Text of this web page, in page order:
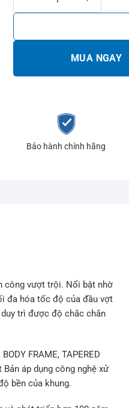
MUA NGAY
Bảo hành chính hãng
công vượt trội. Nổi bật nhờ
đa hóa tốc độ của đầu vợt
trì được độ chắc chắn
FRAME, TAPERED
áp dụng công nghệ xử
bền của khung.